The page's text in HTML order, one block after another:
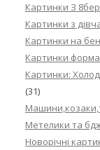
Картинки З
Картинки з
Картинки на
Картинки
Картинки:
(31)
Метелики та
Новорічні